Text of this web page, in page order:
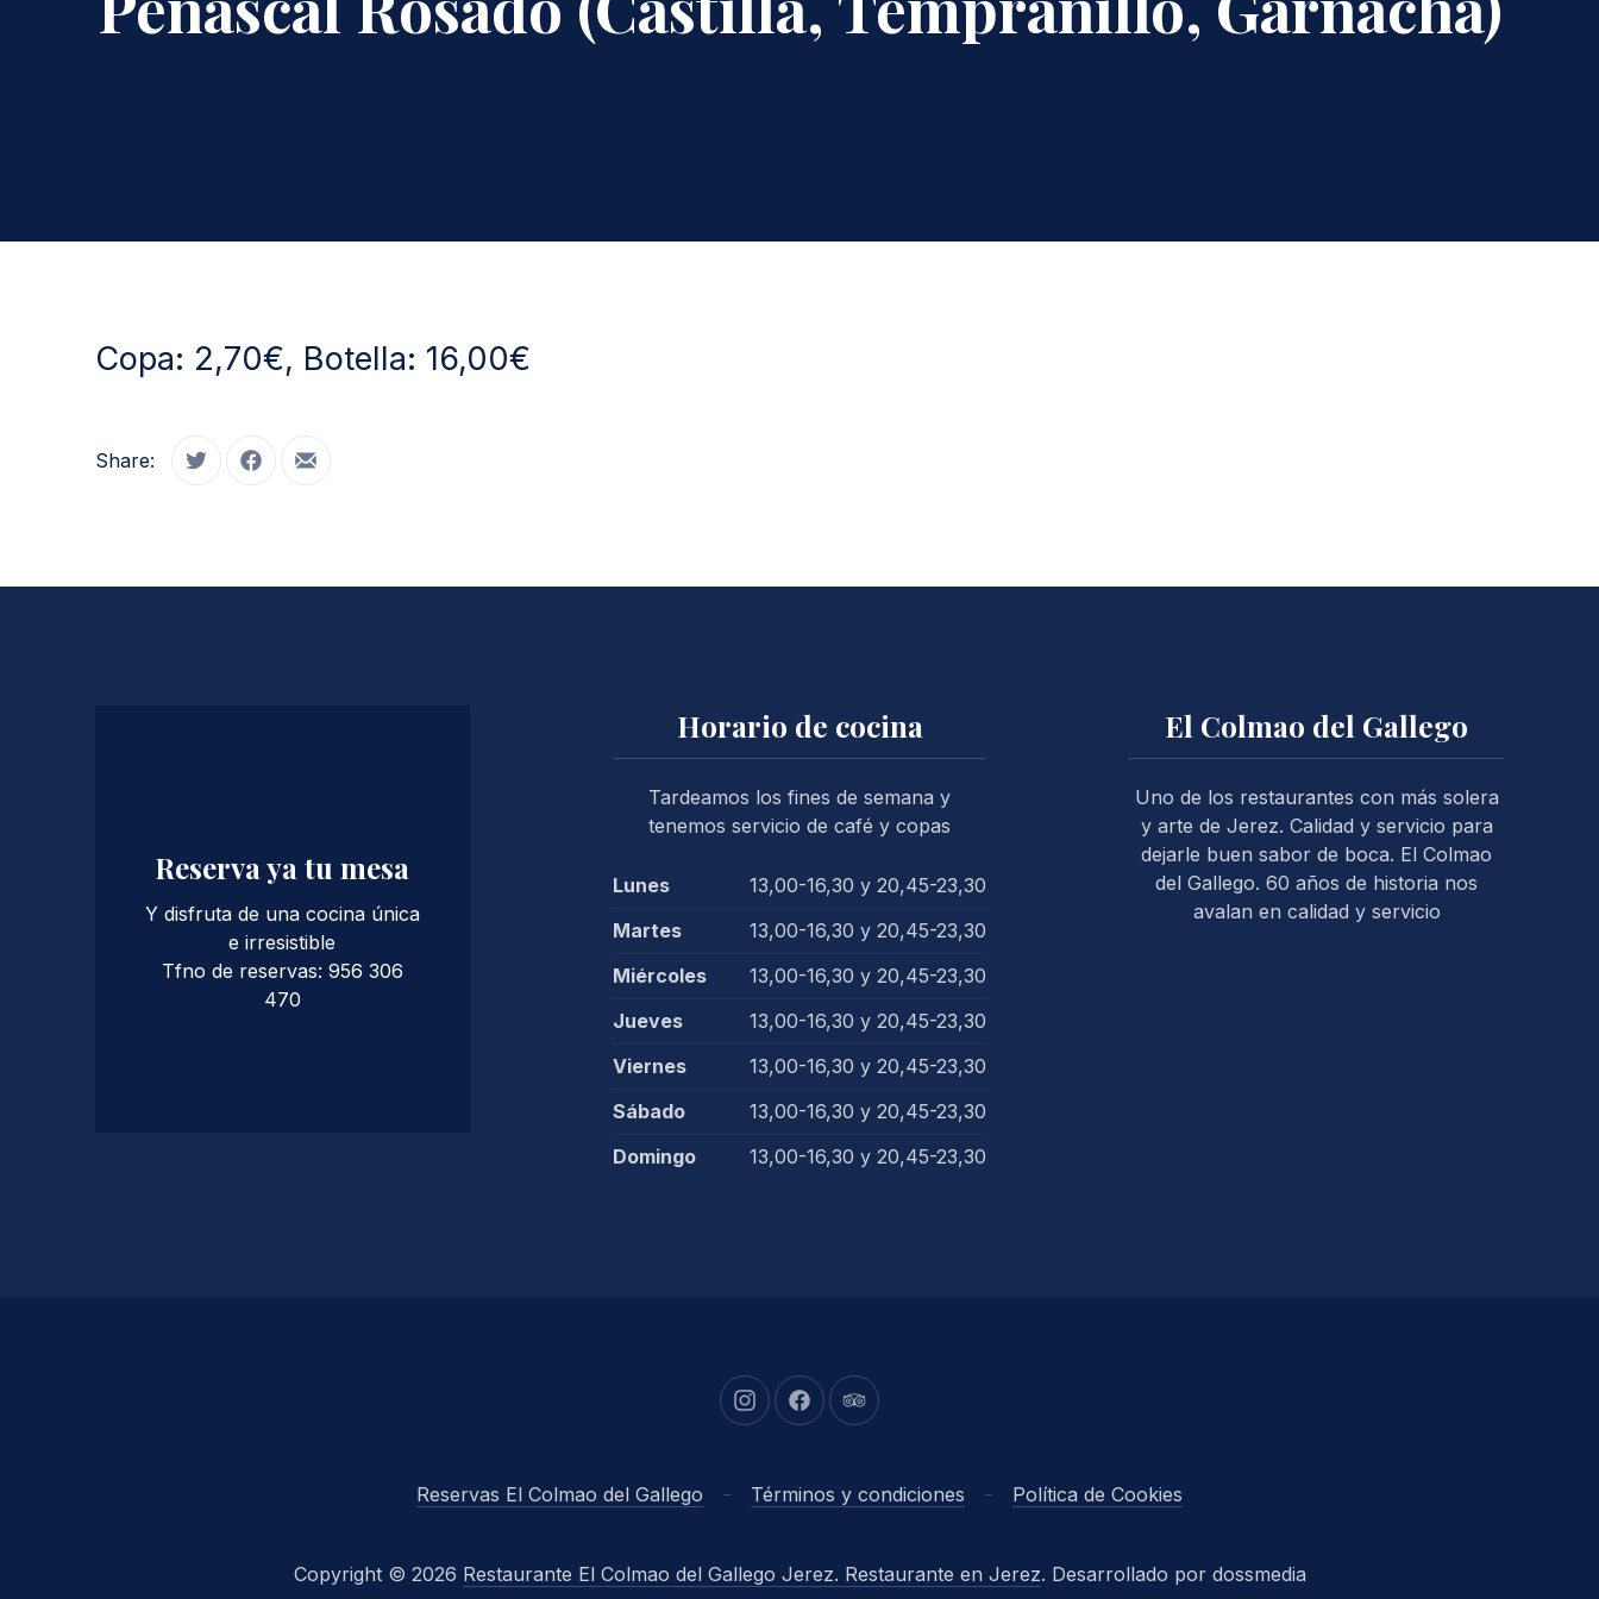
Copa: 2,70€, Botella: 16,00€
Share: Tweet Share on Facebook
Share by Email
Reserva ya tu mesa
Y disfruta de una cocina única
e irresistible
Tfno de reservas: 956 306
470
Horario de cocina
Tardeamos los fines de semana y
tenemos servicio de café y copas
Lunes
13,00-16,30 y 20,45-23,30
Martes
13,00-16,30 y 20,45-23,30
Miércoles
13,00-16,30 y 20,45-23,30
Jueves
13,00-16,30 y 20,45-23,30
Viernes
13,00-16,30 y 20,45-23,30
Sábado
13,00-16,30 y 20,45-23,30
Domingo
13,00-16,30 y 20,45-23,30
El Colmao del Gallego
Uno de los restaurantes con más solera
y arte de Jerez. Calidad y servicio para
dejarle buen sabor de boca. El Colmao
del Gallego. 60 años de historia nos
avalan en calidad y servicio
New Window
New WindowNew Window
Reservas El Colmao del Gallego Términos y condiciones Política de Cookies
Copyright © 2026 Restaurante El Colmao del Gallego Jerez. Restaurante en Jerez. Desarrollado por dossmedia